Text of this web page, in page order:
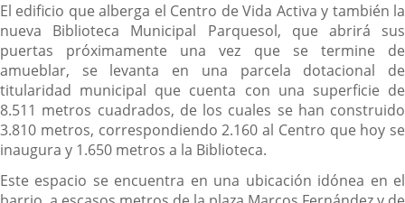
El edificio que alberga el Centro de Vida Activa y también la
nueva Biblioteca Municipal Parquesol, que abrirá sus
puertas próximamente una vez que se termine de
amueblar, se levanta en una parcela dotacional de
titularidad municipal que cuenta con una superficie de
8.511 metros cuadrados, de los cuales se han construido
3.810 metros, correspondiendo 2.160 al Centro que hoy se
inaugura y 1.650 metros a la Biblioteca.
Este espacio se encuentra en una ubicación idónea en el